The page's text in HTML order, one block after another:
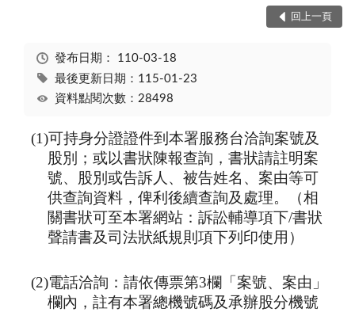
回上一頁
發布日期： 110-03-18
最後更新日期：115-01-23
資料點閱次數：28498
(1)可持身分證證件到本署服務台洽詢案號及
股別；或以書狀陳報查詢，書狀請註明案
號、股別或告訴人、被告姓名、案由等可
供查詢資料，俾利後續查詢及處理。（相
關書狀可至本署網站：訴訟輔導項下/書狀
聲請書及司法狀紙規則項下列印使用）
(2)電話洽詢：請依傳票第3欄「案號、案由」
欄內，註有本署總機號碼及承辦股分機號